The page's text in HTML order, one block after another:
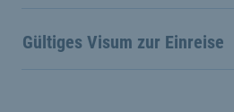
Gültiges Visum zur Einreise